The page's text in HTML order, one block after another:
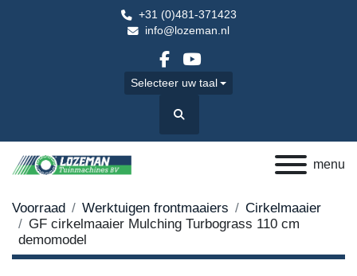
+31 (0)481-371423
info@lozeman.nl
facebook
youtube
Selecteer uw taal
Zoek
menu
Voorraad Werktuigen frontmaaiers
Cirkelmaaier
GF cirkelmaaier Mulching Turbograss 110 cm
demomodel